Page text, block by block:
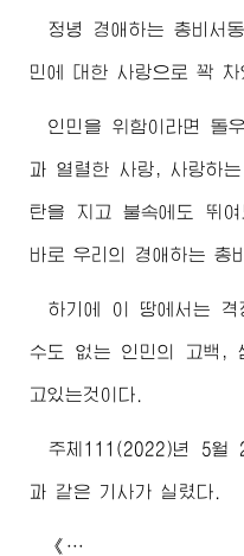
정녕 경애하는 총비서동
민에 대한 사랑으로 꽉 차
인민을 위함이라면 돌
과 열렬한 사랑, 사랑하
탄을 지고 불속에도 뛰
바로 우리의 경애하는 총
하기에 이 땅에서는 격
수도 없는 인민의 고백,
고있는것이다.
주체111(2022)년 5월
과 같은 기사가 실렸다.
《…